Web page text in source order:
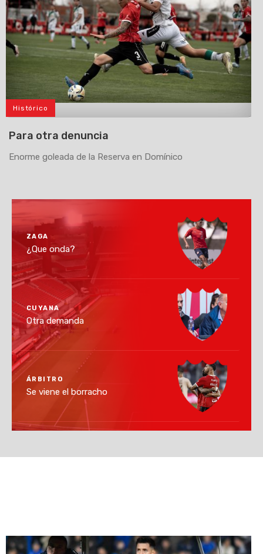
Histórico
Para otra denuncia
Enorme goleada de la Reserva en Domínico
ZAGA
¿Que onda?
CUYANA
Otra demanda
ÁRBITRO
Se viene el borracho